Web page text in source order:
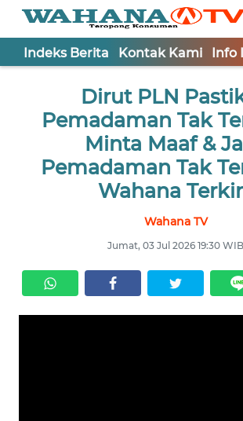
Indeks Berita Kontak Kami Info
Dirut PLN
Pemadaman Tak
Minta Maaf &
Pemadaman Tak
Wahana
Wahana TV
Jumat, 03 Jul 2026 19:30 WIB
INDEKS
INFO